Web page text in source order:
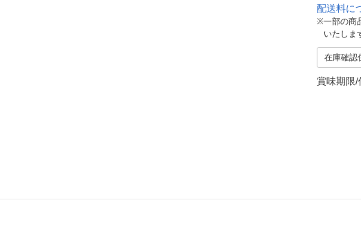
配送料に
※一部の商
いたしま
在庫確認
賞味期限/